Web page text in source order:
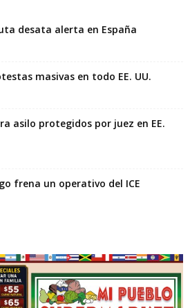
desata alerta en España
masivas en todo EE. UU.
asilo protegidos por juez en EE.
frena un operativo del ICE